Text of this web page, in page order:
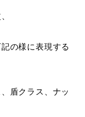
の様に表現する
盾クラス、ナッ